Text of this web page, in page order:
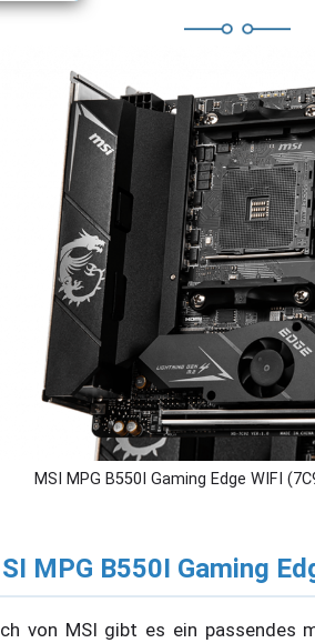
MSI MPG B550I Gaming Edge WIFI
MPG B550I Gaming
von MSI gibt es ein passendes